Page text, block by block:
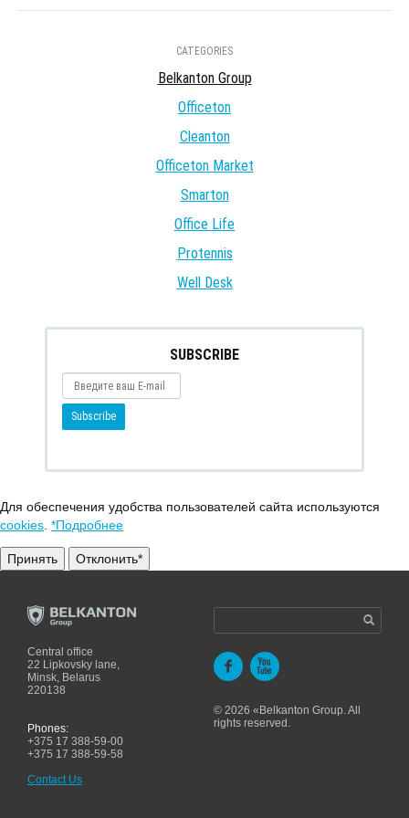
CATEGORIES
Belkanton Group
Officeton
Cleanton
Officeton Market
Smarton
Office Life
Protennis
Well Desk
SUBSCRIBE
Для обеспечения удобства пользователей сайта используются
cookies *Подробнее
Принять Отклонить*
Central office
22 Lipkovsky lane,
Minsk, Belarus
220138
Phones:
+375 17 388-59-00
+375 17 388-59-58
Contact Us
© 2026 «Belkanton Group. All
rights reserved.